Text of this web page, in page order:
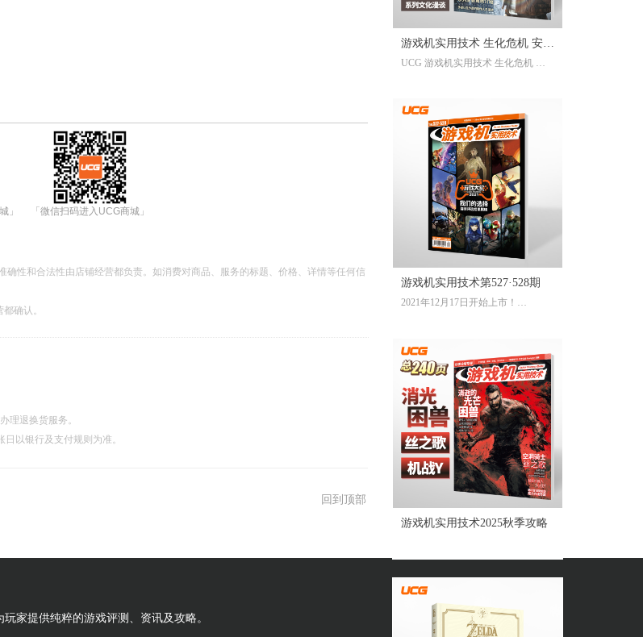
回到顶部
性和合法性由店铺经营都负责。如消费对商品、服务的标题、价格、详情等任何信
确认。
理退换货服务。
以银行及支付规则为准。
日岁岁有今朝，UCG小编们心目中
以聚众锐评环节，想要来围观吐槽
的朋友们也请绝对不要放过。此
多打赢复活赛的攻略栏目“实用至上
主义”——最全面的游戏盘点，最详
尽的年鉴资料，更有小而美周边随
限定版档位一起赠送，收藏价值妥
游戏机实用技术 生化危机 安魂
曲特辑
UCG 游戏机实用技术 生化危机 安
游戏机实用技术第527·528期
2021年12月17日开始上市！
游戏机实用技术2025秋季攻略
「微信扫码进入UCG商城」
」
玩家提供纯粹的游戏评测、资讯及攻略。